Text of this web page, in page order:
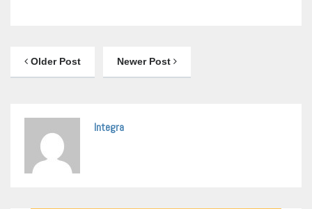
Older Post Newer Post
Integra